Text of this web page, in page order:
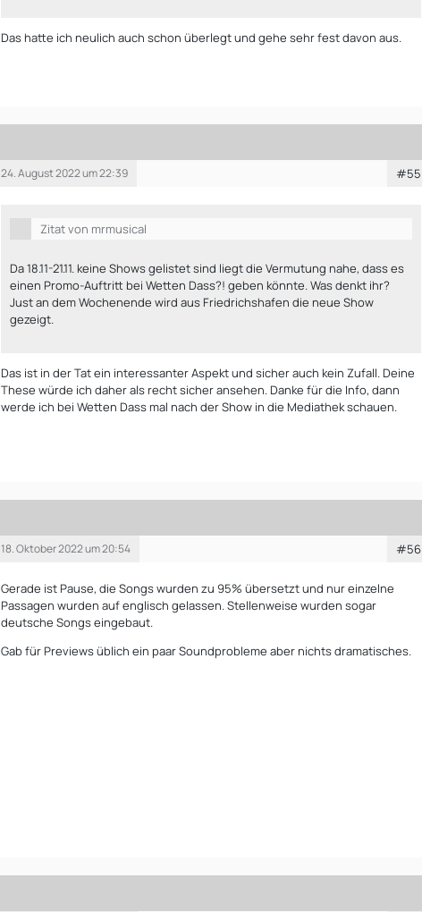
Das hatte ich neulich auch schon überlegt und gehe sehr fest davon aus.
24. August 2022 um 22:39 #55
Zitat von mrmusical
Da 18.11-21.11. keine Shows gelistet sind liegt die Vermutung nahe, dass es
einen Promo-Auftritt bei Wetten Dass?! geben könnte.Was denkt ihr?
Just an dem Wochenende wird aus Friedrichshafen die neue Show
gezeigt.
Das ist in der Tat ein interessanter Aspekt und sicher auch kein Zufall. Deine
These würde ich daher als recht sicher ansehen. Danke für die Info, dann
werde ich bei Wetten Dass mal nach der Show in die Mediathek schauen.
18. Oktober 2022 um 20:54 #56
Gerade ist Pause, die Songs wurden zu 95% übersetzt und nur einzelne
Passagen wurden auf englisch gelassen. Stellenweise wurden sogar
deutsche Songs eingebaut.
Gab für Previews üblich ein paar Soundprobleme aber nichts dramatisches.